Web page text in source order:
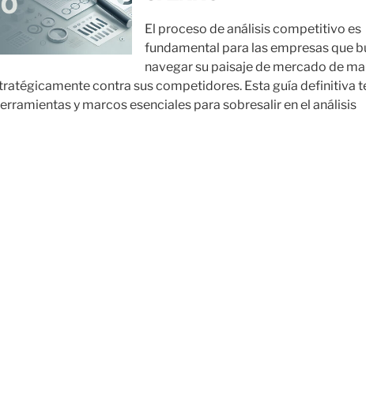
El proceso de análisis competitivo es
fundamental para las empresas que
navegar su paisaje de mercado de
contra sus competidores. Esta guía definitiva
y marcos esenciales para sobresalir en el análisis